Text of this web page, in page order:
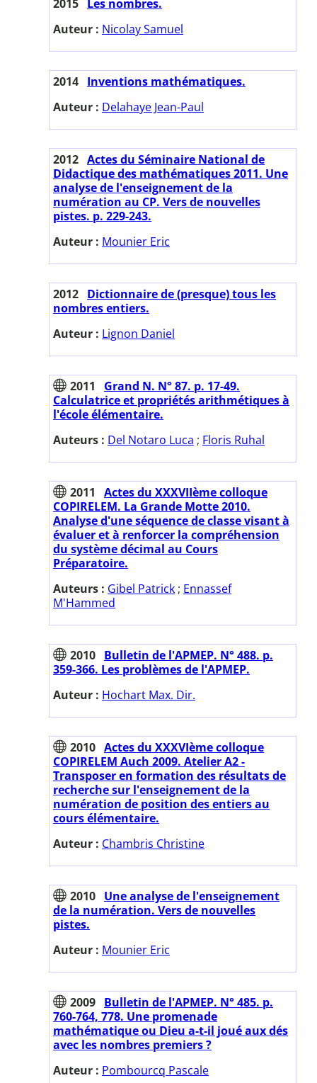
2015 Les nombres.
Auteur : Nicolay Samuel
2014 Inventions mathématiques.
Auteur : Delahaye Jean-Paul
2012 Actes du Séminaire National de
Didactique des mathématiques 2011. Une
analyse de l'enseignement de la
numération au CP. Vers de nouvelles
pistes. p. 229-243.
Auteur : Mounier Eric
2012 Dictionnaire de (presque) tous les
nombres entiers.
Auteur : Lignon Daniel
2011
Grand N. N° 87. p. 17-49.
Calculatrice et propriétés arithmétiques à
l'école élémentaire.
Auteurs : Del Notaro Luca ; Floris Ruhal
2011
Actes du XXXVIIème colloque
COPIRELEM. La Grande Motte 2010.
Analyse d'une séquence de classe visant à
évaluer et à renforcer la compréhension
du système décimal au Cours
Préparatoire.
Auteurs : Gibel Patrick ; Ennassef
M'Hammed
2010 Bulletin de l'APMEP. N° 488. p.
359-366. Les problèmes de l'APMEP.
Auteur : Hochart Max. Dir.
2010 Actes du XXXVIème colloque
COPIRELEM Auch 2009. Atelier A2 -
Transposer en formation des résultats de
recherche sur l'enseignement de la
numération de position des entiers au
cours élémentaire.
Auteur : Chambris Christine
2010 Une analyse de l'enseignement
de la numération. Vers de nouvelles
pistes.
Auteur : Mounier Eric
2009 Bulletin de l'APMEP. N° 485. p.
760-764, 778. Une promenade
mathématique ou Dieu a-t-il joué aux dés
avec les nombres premiers ?
Auteur : Pombourcq Pascale